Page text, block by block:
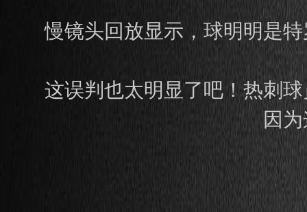
慢镜头回放显示，球明明是
这误判也太明显了吧！热刺
因